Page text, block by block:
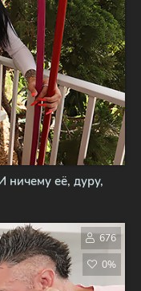
ничему её, дуру,
676
0%